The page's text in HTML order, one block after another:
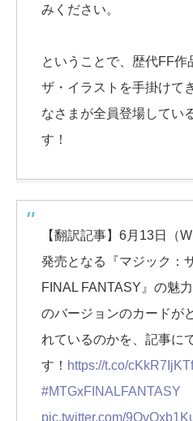
みください。
ということで、歴代FF作
ザ・イラストを手掛けて
なさまが全員登場してい
す！
【翻訳記事】6月13日（
発売となる『マジック
FINAL FANTASY』の魅
のバージョンのカードが
れているのかを、記事に
す！ https://t.co/cKkR7IjKTf
#MTGxFINALFANTASY
pic.twitter.com/